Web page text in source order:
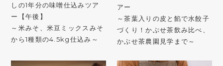
しの1年分の味噌仕込みツア
ー【午後】
～米みそ、米豆ミックスみそ
から1種類の4.5kg仕込み～
アー
～茶葉入りの皮と餡で水餃子
づくり！かぶせ茶飲み比べ、
かぶせ茶農園見学まで～